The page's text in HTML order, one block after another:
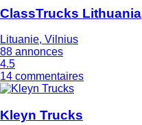
ClassTrucks Lithuania
Lituanie, Vilnius
88 annonces
4.5
14 commentaires
Kleyn Trucks